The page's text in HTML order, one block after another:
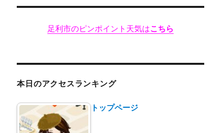
本
に
足利市のピンポイント天気はこちら
本日のアクセスランキング
トップページ